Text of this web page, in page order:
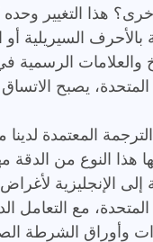
هذا التغيير
بالأحرف السيريلية
والعلامات الرسمية
المتحدة، يصبح
المعتمدة
هذا النوع من الدقة
إلى الإنجليزية
المتحدة، مع التعامل
وأوراق الشرطة